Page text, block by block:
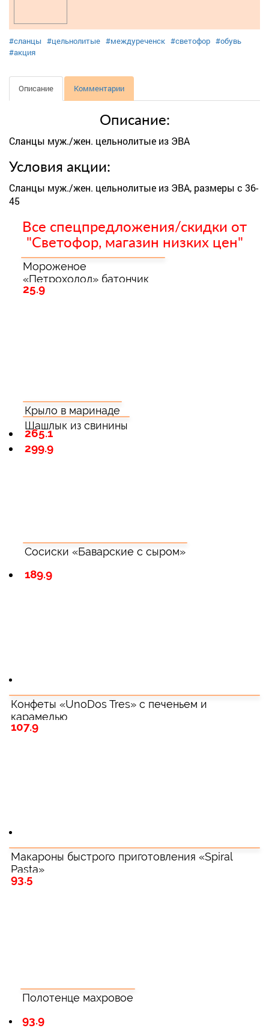
#сланцы #цельнолитые #междуреченск #светофор #обувь
#акция
Описание Комментарии
Описание:
Сланцы муж./жен. цельнолитые из ЭВА
Условия акции:
Сланцы муж./жен. цельнолитые из ЭВА, размеры с 36-
45
Все спецпредложения/скидки от
"Светофор, магазин низких цен"
Мороженое
«Петрохолод» батончик
сливочный
25.9
Шашлык из свинины
299.9
Крыло в маринаде
265.1
Сосиски «Баварские с сыром»
189.9
Конфеты «UnoDos Tres» с печеньем и
карамелью
107.9
Макароны быстрого приготовления «Spiral
Pasta»
93.5
Полотенце махровое
93.9